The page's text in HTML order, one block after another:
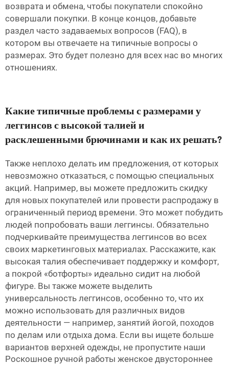
возврата и обмена, чтобы покупатели спокойно
совершали покупки. В конце концов, добавьте
раздел часто задаваемых вопросов (FAQ), в
котором вы отвечаете на типичные вопросы о
размерах. Это будет полезно для всех нас во многих
отношениях.
Какие типичные проблемы с размерами у
леггинсов с высокой талией и
расклешенными брючинами и как их решать?
Также неплохо делать им предложения, от которых
невозможно отказаться, с помощью специальных
акций. Например, вы можете предложить скидку
для новых покупателей или провести распродажу в
ограниченный период времени. Это может побудить
людей попробовать ваши леггинсы. Обязательно
подчеркивайте преимущества леггинсов во всех
своих маркетинговых материалах. Расскажите, как
высокая талия обеспечивает поддержку и комфорт,
а покрой «ботфорты» идеально сидит на любой
фигуре. Вы также можете выделить
универсальность леггинсов, особенно то, что их
можно использовать для различных видов
деятельности — например, занятий йогой, походов
по делам или отдыха дома. Если вы ищете больше
вариантов верхней одежды, не пропустите наши
Роскошное ручной работы женское двустороннее